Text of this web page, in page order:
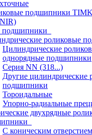
подшипники
подшипники
роликовые
Цилиндрические
однорядные подшипники
Серия NN (318...)
Другие цилиндрические
подшипники
Тороидальные
Упорно-радиальные
двухрядные
С коническим